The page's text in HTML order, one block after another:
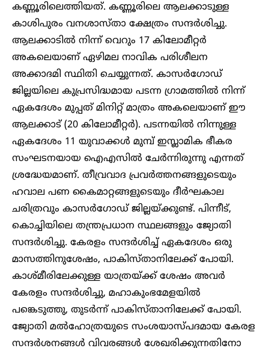
കണ്ണൂരിലെത്തിയത്. കണ്ണൂരിലെ ആലക്കാടുള്ള
കാശിപുരം വനശാസ്താ ക്ഷേത്രം സന്ദർശിച്ചു.
ആലക്കാടിൽ നിന്ന് വെറും 17 കിലോമീറ്റർ
അകലെയാണ് ഏഴിമല നാവിക പരിശീലന
അക്കാദമി സ്ഥിതി ചെയ്യുന്നത്. കാസർഗോഡ്
ജില്ലയിലെ കുപ്രസിദ്ധമായ പടന്ന ഗ്രാമത്തിൽ നിന്ന്
ഏകദേശം മുപ്പത് മിനിറ്റ് മാത്രം അകലെയാണ് ഈ
ആലക്കാട് (20 കിലോമീറ്റർ). പടന്നയിൽ നിന്നുള്ള
ഏകദേശം 11 യുവാക്കൾ മുമ്പ് ഇസ്ലാമിക ഭീകര
സംഘടനയായ ഐഎസിൽ ചേർന്നിരുന്നു എന്നത്
ശ്രദ്ധേയമാണ്. തീവ്രവാദ പ്രവർത്തനങ്ങളുടെയും
ഹവാല പണ കൈമാറ്റങ്ങളുടെയും ദീർഘകാല
ചരിത്രവും കാസർഗോഡ് ജില്ലയ്ക്കുണ്ട്. പിന്നീട്,
കൊച്ചിയിലെ തന്ത്രപ്രധാന സ്ഥലങ്ങളും ജ്യോതി
സന്ദർശിച്ചു. കേരളം സന്ദർശിച്ച് ഏകദേശം ഒരു
മാസത്തിനുശേഷം, പാകിസ്താനിലേക്ക് പോയി.
കാശ്മീരിലേക്കുള്ള യാത്രയ്ക്ക് ശേഷം അവർ
കേരളം സന്ദർശിച്ചു, മഹാകുംഭമേളയിൽ
പങ്കെടുത്തു, തുടർന്ന് പാകിസ്താനിലേക്ക് പോയി.
ജ്യോതി മൽഹോത്രയുടെ സംശയാസ്പദമായ കേരള
സന്ദർശനങ്ങൾ വിവരങ്ങൾ ശേഖരിക്കുന്നതിനോ